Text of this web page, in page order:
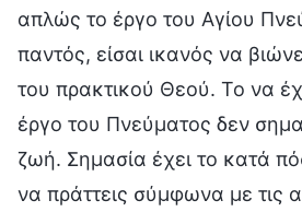
απλώς το έργο του Αγίου
παντός, είσαι ικανός να
του πρακτικού Θεού. Το να
έργο του Πνεύματος δεν
ζωή. Σημασία έχει το κατά
να πράττεις σύμφωνα με τις